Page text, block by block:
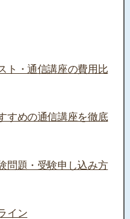
ト・通信講座の費用比
すめの通信講座を徹底
問題・受験申し込み方
イン